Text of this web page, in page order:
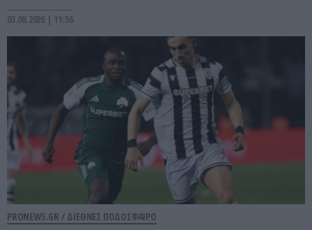
03.08.2026 | 11:56
PRONEWS.GR / ΔΙΕΘΝΕΣ ΠΟΔΟΣΦΑΙΡΟ